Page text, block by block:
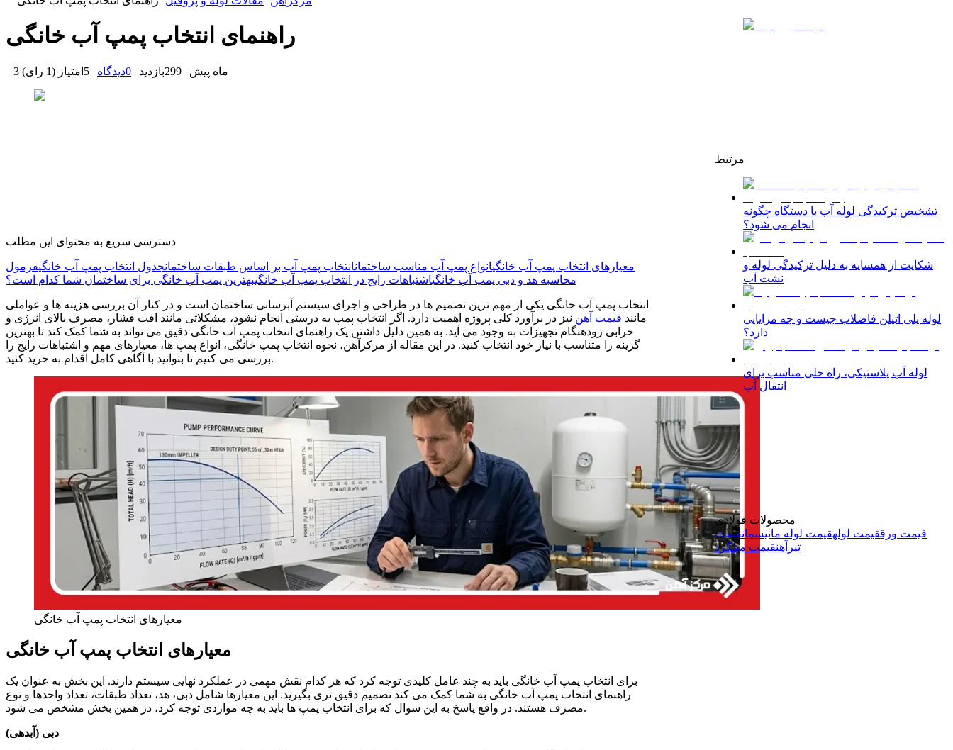
راهنمای انتخاب پمپ آب خانگی
3 ماه پیش 299بازدید 0دیدگاه 5 امتیاز (1 رای )
دسترسی سریع به محتوای این مطلب
معیارهای انتخاب پمپ آب خانگیانواع پمپ آب مناسب ساختمانانتخاب پمپ آب بر اساس طبقات ساختمانجدول انتخاب پمپ آب خانگیفرمول
محاسبه هد و دبی پمپ آب خانگیاشتباهات رایج در انتخاب پمپ آب خانگیبهترین پمپ آب خانگی برای ساختمان شما کدام است؟
انتخاب پمپ آب خانگی یکی از مهم ترین تصمیم ها در طراحی و اجرای سیستم آبرسانی ساختمان است و در کنار آن بررسی هزینه ها و عواملی
مانند قیمت آهن نیز در برآورد کلی پروژه اهمیت دارد. اگر انتخاب پمپ به درستی انجام نشود، مشکلاتی مانند افت فشار، مصرف بالای انرژی و
خرابی زودهنگام تجهیزات به وجود می آید. به همین دلیل داشتن یک راهنمای انتخاب پمپ آب خانگی دقیق می تواند به شما کمک کند تا بهترین
گزینه را متناسب با نیاز خود انتخاب کنید. در این مقاله از مرکزآهن، نحوه انتخاب پمپ خانگی، انواع پمپ ها، معیارهای مهم و اشتباهات رایج را
بررسی می کنیم تا بتوانید با آگاهی کامل اقدام به خرید کنید.
معیارهای انتخاب پمپ آب خانگی
معیارهای انتخاب پمپ آب خانگی
برای انتخاب پمپ آب خانگی باید به چند عامل کلیدی توجه کرد که هر کدام نقش مهمی در عملکرد نهایی سیستم دارند. این بخش به عنوان یک
راهنمای انتخاب پمپ آب خانگی به شما کمک می کند تصمیم دقیق تری بگیرید. این معیارها شامل دبی، هد، تعداد طبقات، تعداد واحدها و نوع
مصرف هستند. در واقع پاسخ به این سوال که برای انتخاب پمپ ها باید به چه مواردی توجه کرد، در همین بخش مشخص می شود.
دبی (آبدهی)
مرتبط
تشخیص ترکیدگی لوله آب با دستگاه چگونه
انجام می شود؟
شکایت از همسایه به دلیل ترکیدگی لوله و
نشت آب
لوله پلی اتیلن فاضلاب چیست و چه مزایایی
دارد؟
لوله آب پلاستیکی، راه حلی مناسب برای
انتقال آب
محصولات فولادی
قیمت ورققیمت لولهقیمت لوله مانیسمانقیمت
تیرآهنقیمت میلگرد